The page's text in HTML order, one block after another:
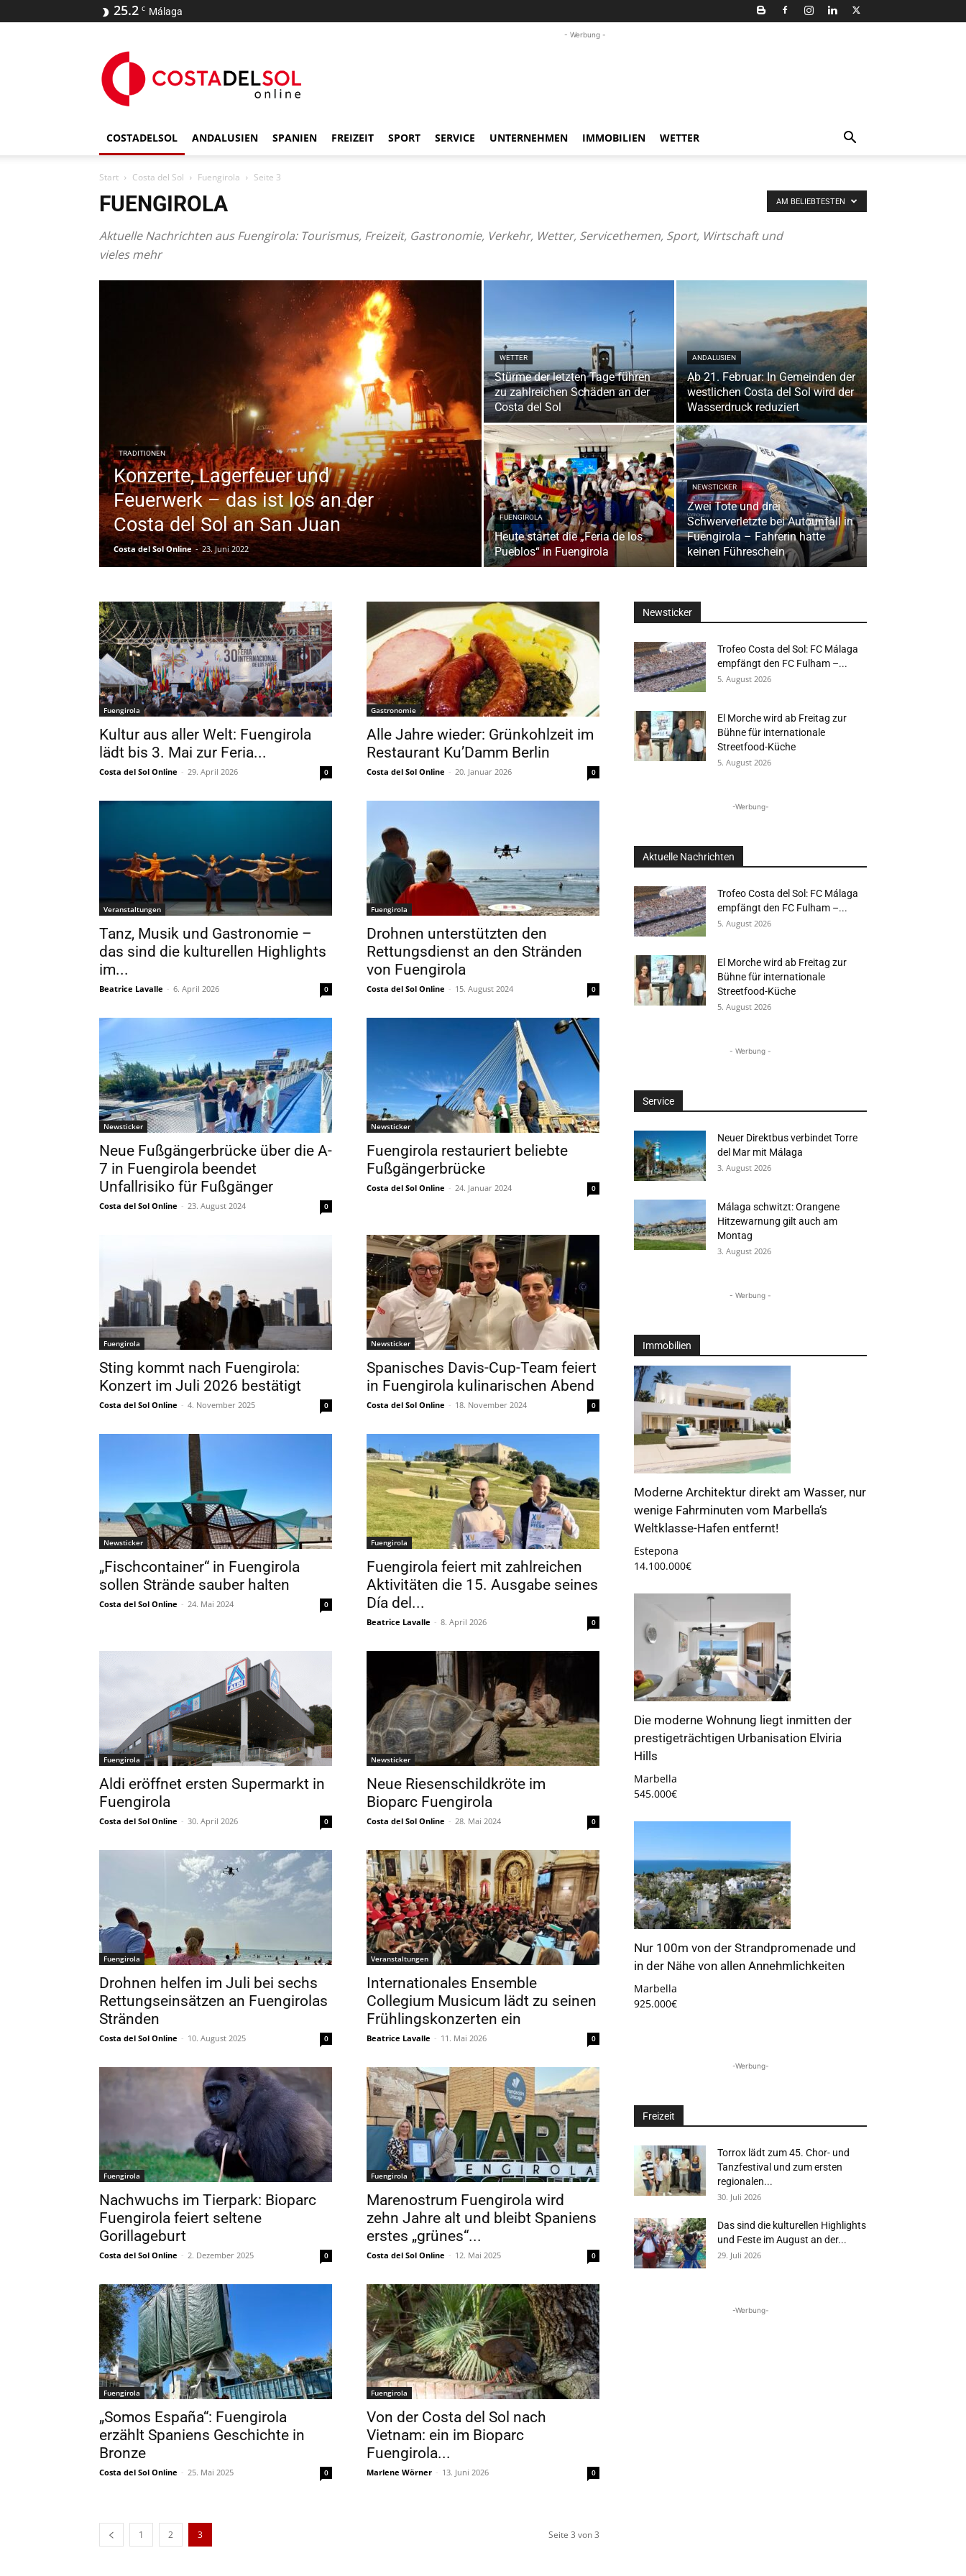
25.2 C Málaga
- Werbung -
COSTADELSOL ANDALUSIEN SPANIEN FREIZEIT SPORT SERVICE UNTERNEHMEN IMMOBILIEN WETTER
Start Costa del Sol Fuengirola Seite 3
FUENGIROLA
Aktuelle Nachrichten aus Fuengirola: Tourismus, Freizeit, Gastronomie, Verkehr, Wetter, Servicethemen, Sport, Wirtschaft und
vieles mehr
AM BELIEBTESTEN
TRADITIONEN
Konzerte, Lagerfeuer und
Feuerwerk – das ist los an der
Costa del Sol an San Juan
Costa del Sol Online - 23. Juni 2022
WETTER
Stürme der letzten Tage führen
zu zahlreichen Schäden an der
Costa del Sol
ANDALUSIEN
Ab 21. Februar: In Gemeinden der
westlichen Costa del Sol wird der
Wasserdruck reduziert
FUENGIROLA
Heute startet die „Feria de los
Pueblos“ in Fuengirola
NEWSTICKER
Zwei Tote und drei
Schwerverletzte bei Autounfall in
Fuengirola – Fahrerin hatte
keinen Führeschein
Fuengirola
Kultur aus aller Welt: Fuengirola
lädt bis 3. Mai zur Feria...
Costa del Sol Online - 29. April 2026 0
Gastronomie
Alle Jahre wieder: Grünkohlzeit im
Restaurant Ku’Damm Berlin
Costa del Sol Online - 20. Januar 2026 0
Veranstaltungen
Tanz, Musik und Gastronomie –
das sind die kulturellen Highlights
im...
Beatrice Lavalle - 6. April 2026 0
Fuengirola
Drohnen unterstützten den
Rettungsdienst an den Stränden
von Fuengirola
Costa del Sol Online - 15. August 2024 0
Newsticker
Neue Fußgängerbrücke über die A-
7 in Fuengirola beendet
Unfallrisiko für Fußgänger
Costa del Sol Online - 23. August 2024 0
Newsticker
Fuengirola restauriert beliebte
Fußgängerbrücke
Costa del Sol Online - 24. Januar 2024 0
Fuengirola
Sting kommt nach Fuengirola:
Konzert im Juli 2026 bestätigt
Costa del Sol Online - 4. November 2025 0
Newsticker
Spanisches Davis-Cup-Team feiert
in Fuengirola kulinarischen Abend
Costa del Sol Online - 18. November 2024 0
Newsticker
„Fischcontainer“ in Fuengirola
sollen Strände sauber halten
Costa del Sol Online - 24. Mai 2024 0
Fuengirola
Fuengirola feiert mit zahlreichen
Aktivitäten die 15. Ausgabe seines
Día del...
Beatrice Lavalle - 8. April 2026 0
Fuengirola
Aldi eröffnet ersten Supermarkt in
Fuengirola
Costa del Sol Online - 30. April 2026 0
Newsticker
Neue Riesenschildkröte im
Bioparc Fuengirola
Costa del Sol Online - 28. Mai 2024 0
Fuengirola
Drohnen helfen im Juli bei sechs
Rettungseinsätzen an Fuengirolas
Stränden
Costa del Sol Online - 10. August 2025 0
Veranstaltungen
Internationales Ensemble
Collegium Musicum lädt zu seinen
Frühlingskonzerten ein
Beatrice Lavalle - 11. Mai 2026 0
Fuengirola
Nachwuchs im Tierpark: Bioparc
Fuengirola feiert seltene
Gorillageburt
Costa del Sol Online - 2. Dezember 2025 0
Fuengirola
Marenostrum Fuengirola wird
zehn Jahre alt und bleibt Spaniens
erstes „grünes“...
Costa del Sol Online - 12. Mai 2025 0
Fuengirola
„Somos España“: Fuengirola
erzählt Spaniens Geschichte in
Bronze
Costa del Sol Online - 25. Mai 2025 0
Fuengirola
Von der Costa del Sol nach
Vietnam: ein im Bioparc
Fuengirola...
Marlene Wörner - 13. Juni 2026 0
1 2 3 Seite 3 von 3
Newsticker
Trofeo Costa del Sol: FC Málaga
empfängt den FC Fulham –...
5. August 2026
El Morche wird ab Freitag zur
Bühne für internationale
Streetfood-Küche
5. August 2026
-Werbung-
Aktuelle Nachrichten
Trofeo Costa del Sol: FC Málaga
empfängt den FC Fulham –...
5. August 2026
El Morche wird ab Freitag zur
Bühne für internationale
Streetfood-Küche
5. August 2026
- Werbung -
Service
Neuer Direktbus verbindet Torre
del Mar mit Málaga
3. August 2026
Málaga schwitzt: Orangene
Hitzewarnung gilt auch am
Montag
3. August 2026
- Werbung -
Immobilien
Moderne Architektur direkt am Wasser, nur
wenige Fahrminuten vom Marbella‘s
Weltklasse-Hafen entfernt!
Estepona
14.100.000€
Die moderne Wohnung liegt inmitten der
prestigeträchtigen Urbanisation Elviria
Hills
Marbella
545.000€
Nur 100m von der Strandpromenade und
in der Nähe von allen Annehmlichkeiten
Marbella
925.000€
-Werbung-
Freizeit
Torrox lädt zum 45. Chor- und
Tanzfestival und zum ersten
regionalen...
30. Juli 2026
Das sind die kulturellen Highlights
und Feste im August an der...
29. Juli 2026
-Werbung-